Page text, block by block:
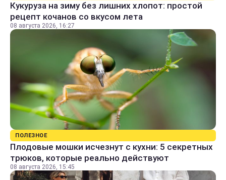
Кукуруза на зиму без лишних хлопот: простой
рецепт кочанов со вкусом лета
08 августа 2026, 16:27
ПОЛЕЗНОЕ
Плодовые мошки исчезнут с кухни: 5 секретных
трюков, которые реально действуют
08 августа 2026, 15:45